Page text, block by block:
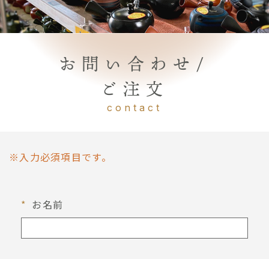
お問い合わせ/
ご注文
contact
※入力必須項目です。
* お名前